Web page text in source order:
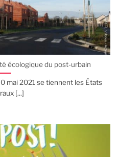
écologique du post-urbain
mai 2021 se tiennent les États
[...]